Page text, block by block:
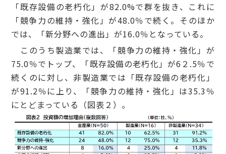
「既存設備の老朽化」が82.0%で群を抜き、これに
「競争力の維持・強化」が48.0％で続く。そのほか
では、「新分野への進出」が16.0％となっている。
このうち製造業では、「競争力の維持・強化」が
75.0％でトップ、「既存設備の老朽化」が6２.5％で
続くのに対し、非製造業では「既存設備の老朽化」
が91.2％に上り、「競争力の維持・強化」は35.3％
にとどまっている（図表２）。